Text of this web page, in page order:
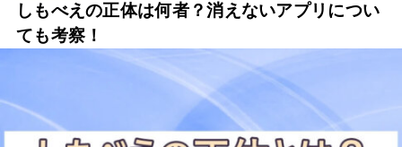
しもべえの正体は何者？消えないアプリについ
ても考察！